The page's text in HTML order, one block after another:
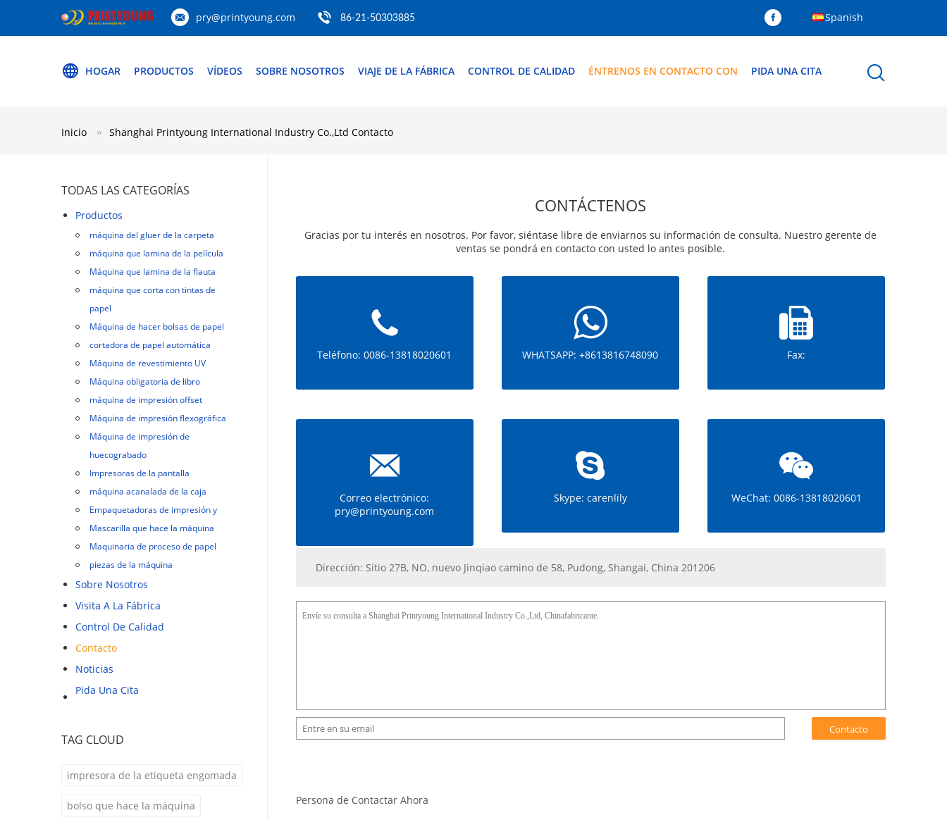
pry@printyoung.com 86-21-50303885 Spanish
HOGAR PRODUCTOS VÍDEOS SOBRE NOSOTROS VIAJE DE LA FÁBRICA CONTROL DE CALIDAD ÉNTRENOS EN CONTACTO CON PIDA UNA CITA
Inicio Shanghai Printyoung International Industry Co.,Ltd Contacto
TODAS LAS CATEGORÍAS
Productos
máquina del gluer de la carpeta
máquina que lamina de la película
Máquina que lamina de la flauta
máquina que corta con tintas de
papel
Máquina de hacer bolsas de papel
cortadora de papel automática
Máquina de revestimiento UV
Máquina obligatoria de libro
máquina de impresión offset
Máquina de impresión flexográfica
Máquina de impresión de
huecograbado
Impresoras de la pantalla
máquina acanalada de la caja
Empaquetadoras de impresión y
Mascarilla que hace la máquina
Maquinaria de proceso de papel
piezas de la máquina
Sobre Nosotros
Visita A La Fábrica
Control De Calidad
Contacto
Noticias
Pida Una Cita
TAG CLOUD
impresora de la etiqueta engomada
bolso que hace la máquina
CONTÁCTENOS
Gracias por tu interés en nosotros. Por favor, siéntase libre de enviarnos su información de consulta. Nuestro gerente de
ventas se pondrá en contacto con usted lo antes posible.
Teléfono: 0086-13818020601 WHATSAPP: +8613816748090 Fax:
Correo electrónico:
pry@printyoung.com
Skype: carenlily WeChat: 0086-13818020601
Dirección: Sitio 27B, NO, nuevo Jinqiao camino de 58, Pudong, Shangai, China 201206
Contacto
Persona de Contactar Ahora